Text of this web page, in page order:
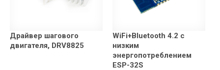
Драйвер шагового
двигателя, DRV8825
WiFi+Bluetooth 4.2 с
низким
энергопотреблением
ESP-32S